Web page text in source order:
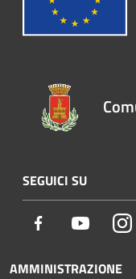
SEGUICI SU
Facebook Youtube
AMMINISTRAZIONE